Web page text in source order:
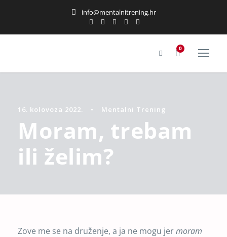
info@mentalnitrening.hr
0
16. kolovoza 2022. • Mentalni Trening
Moram, trebam
ili želim?
Zove me se na druženje, a ja ne mogu jermoram